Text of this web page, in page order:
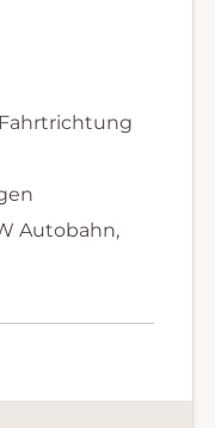
Autobahn,